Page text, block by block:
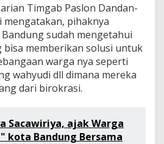
Timgab Paslon Dandan-
mengatakan, pihaknya
sudah mengetahui
bisa memberikan solusi untuk
warga nya seperti
wahyudi dll dimana mereka
dari birokrasi.
Sacawiriya, ajak Warga
kota Bandung Bersama